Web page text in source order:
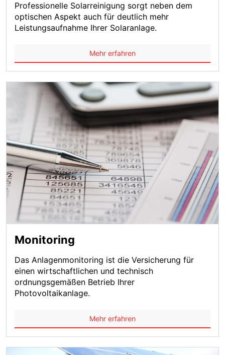
Professionelle Solarreinigung sorgt neben dem
optischen Aspekt auch für deutlich mehr
Leistungsaufnahme Ihrer Solaranlage.
Mehr erfahren
Monitoring
Das Anlagenmonitoring ist die Versicherung für
einen wirtschaftlichen und technisch
ordnungsgemäßen Betrieb Ihrer
Photovoltaikanlage.
Mehr erfahren